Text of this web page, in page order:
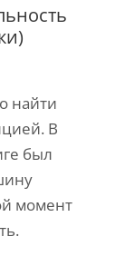
найти
В
был
момент